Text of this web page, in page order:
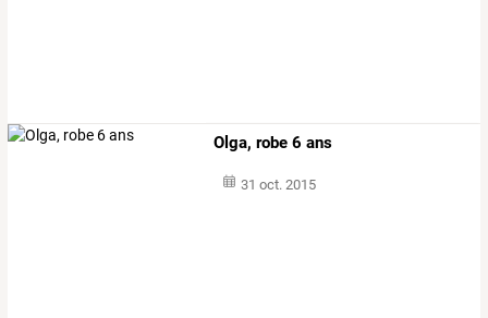
Olga, robe 6 ans
31 oct. 2015